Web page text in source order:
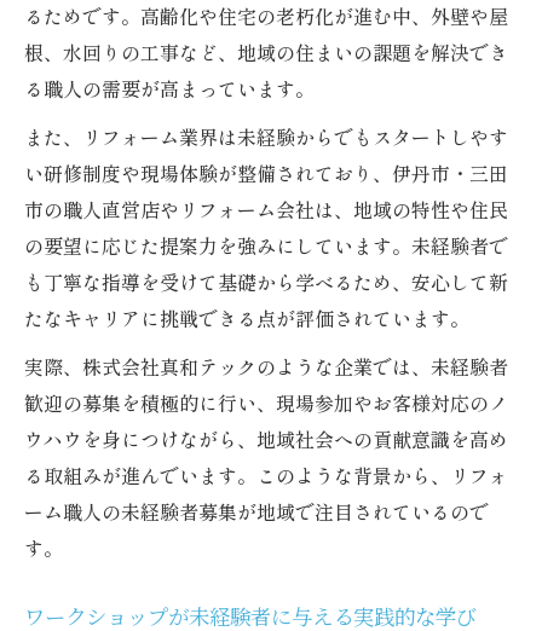
るためです。高齢化や住宅の老朽化が進む中、外壁や屋
根、水回りの工事など、地域の住まいの課題を解決でき
る職人の需要が高まっています。
また、リフォーム業界は未経験からでもスタートしやす
い研修制度や現場体験が整備されており、伊丹市・三田
市の職人直営店やリフォーム会社は、地域の特性や住民
の要望に応じた提案力を強みにしています。未経験者で
も丁寧な指導を受けて基礎から学べるため、安心して新
たなキャリアに挑戦できる点が評価されています。
実際、株式会社真和テックのような企業では、未経験者
歓迎の募集を積極的に行い、現場参加やお客様対応のノ
ウハウを身につけながら、地域社会への貢献意識を高め
る取組みが進んでいます。このような背景から、リフォ
ーム職人の未経験者募集が地域で注目されているので
す。
ワークショップが未経験者に与える実践的な学び